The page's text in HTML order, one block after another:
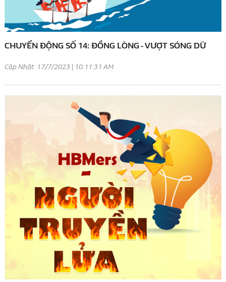
CHUYỂN ĐỘNG SỐ 14: ĐỒNG LÒNG - VƯỢT SÓNG DỮ
Cập Nhật: 17/7/2023 | 10:11:31 AM